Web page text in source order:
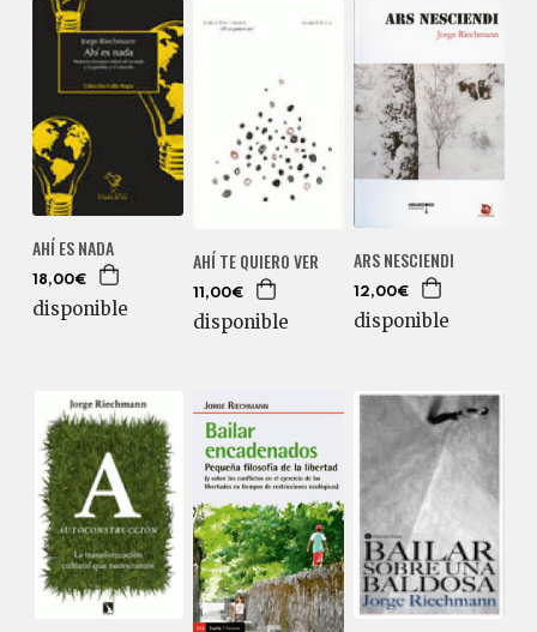
AHÍ ES NADA
18,00€
disponible
AHÍ TE QUIERO VER
11,00€
disponible
ARS NESCIENDI
12,00€
disponible